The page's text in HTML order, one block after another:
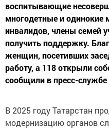
воспитывающие
многодетные и одинокие
инвалидов, члены семей
получить поддержку.
женщин, посетивших
работу, а 118 открыли
сообщили в пресс-
В 2025 году Татарстан
модернизацию органов